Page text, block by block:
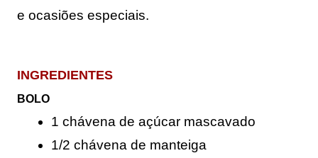
e ocasiões especiais.
INGREDIENTES
BOLO
1 chávena de açúcar mascavado
1/2 chávena de manteiga